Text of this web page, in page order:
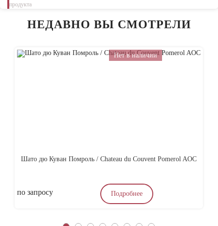
продукта
НЕДАВНО ВЫ СМОТРЕЛИ
Нет в наличии
Шато дю Куван Помроль / Chateau du Couvent Pomerol AOC
по запросу Подробнее